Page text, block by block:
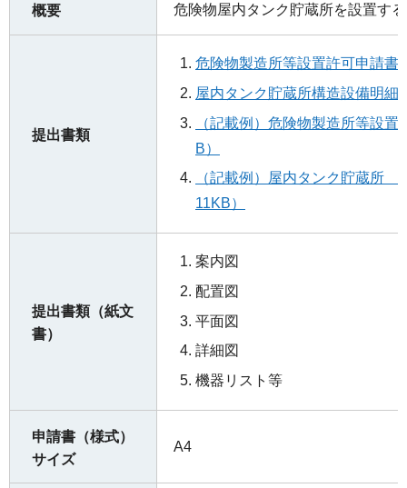
概要 危険物屋内タンク貯蔵所を設置す
提出書類
危険物製造所等設置許可申請書
屋内タンク貯蔵所構造設備明細
（記載例）危険物製造所等設
B）
（記載例）屋内タンク貯蔵所
11KB）
提出書類（紙文
書）
案内図
配置図
平面図
詳細図
機器リスト等
申請書（様式）
サイズ
A4